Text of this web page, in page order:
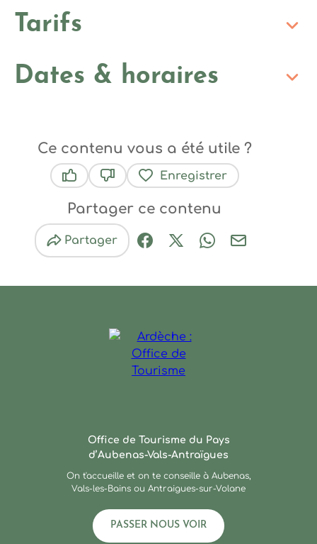
Tarifs
Dates & horaires
Ce contenu vous a été utile ?
Enregistrer
Partager ce contenu
Partager
Partager sur Facebook
Partager sur X / Twitter
Partager sur
Partager par
Office de Tourisme du Pays
d’Aubenas-Vals-Antraïgues
On t'accueille et on te conseille à Aubenas,
Vals-les-Bains ou Antraigues-sur-Volane
PASSER NOUS VOIR